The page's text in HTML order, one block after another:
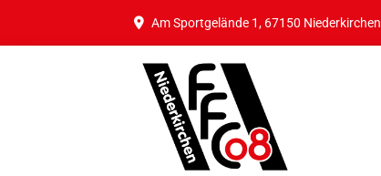
Am Sportgelände 1, 67150 Niederkirchen